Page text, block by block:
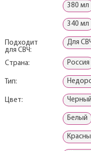
380 мл
340 мл
Подходит
для СВЧ:
Для
Страна: Россия
Тип:
Цвет: Черный
Белый